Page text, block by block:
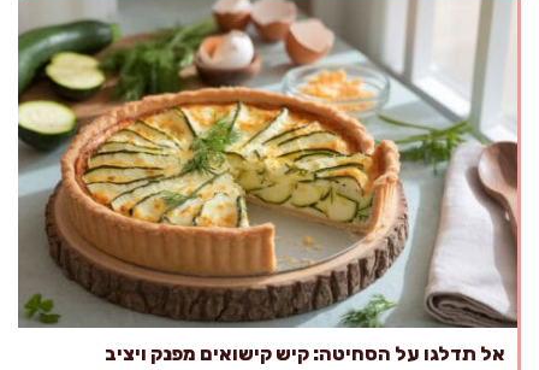
אל תדלגו על הסחיטה: קיש קישואים מפנק ויציב